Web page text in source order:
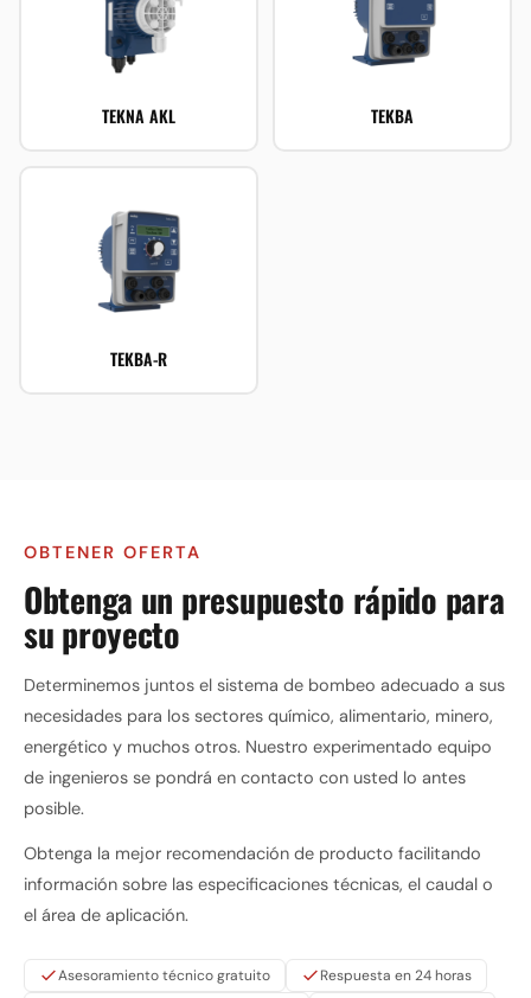
TEKNA AKL TEKBA
TEKBA-R
OBTENER OFERTA
Obtenga un presupuesto rápido para
su proyecto
Determinemos juntos el sistema de bombeo adecuado a sus
necesidades para los sectores químico, alimentario, minero,
energético y muchos otros. Nuestro experimentado equipo
de ingenieros se pondrá en contacto con usted lo antes
posible.
Obtenga la mejor recomendación de producto facilitando
información sobre las especificaciones técnicas, el caudal o
el área de aplicación.
Asesoramiento técnico gratuito
Respuesta en 24 horas